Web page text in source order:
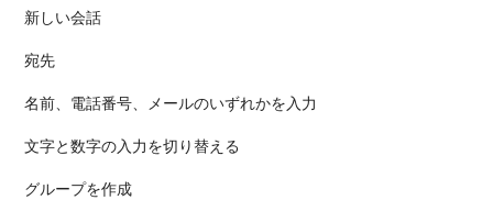
新しい会話
宛先
名前、電話番号、メールのいずれかを入力
文字と数字の入力を切り替える
グループを作成